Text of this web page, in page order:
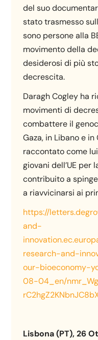
del suo
stato trasmesso
sono persone alla
movimento della
desiderosi di più
decrescita.
Daragh Cogley ha
movimenti di
combattere il
Gaza, in Libano e
raccontato come
giovani dell’UE per
contribuito a
a riavvicinarsi ai
https://
and-
research-and-
our-bioeconomy-
08-04_en/
Lisbona (PT), 26